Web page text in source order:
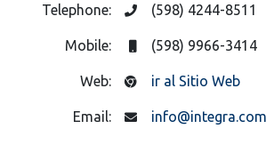
Telephone: (598) 4244-8511
Mobile: (598) 9966-3414
Web: ir al Sitio Web
Email: